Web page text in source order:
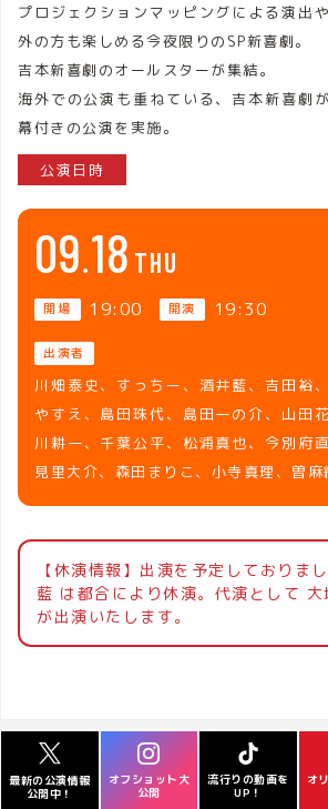
プロジェクションマッピングによる演出
外の方も楽しめる今夜限りのSP新喜劇。
吉本新喜劇のオールスターが集結。
海外での公演も重ねている、吉本新喜劇
幕付きの公演を実施。
公演日時
09 18 THU
開場 19:00 開演 19:30
出演者
川畑泰史、すっちー、酒井藍、吉田裕
やすえ、島田珠代、島田一の介、山田
川耕一、千葉公平、松浦真也、今別府
見里大介、森田まりこ、小寺真理、曽
【休演情報】出演を予定しておりま
藍 は都合により休演。代演として
が出演いたします。
最新の公演情報
公開中！
オフショット大
公開
流行りの動画を
UP！
オ